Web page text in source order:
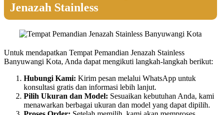
Jenazah Stainless
Untuk mendapatkan Tempat Pemandian Jenazah Stainless
Banyuwangi Kota, Anda dapat mengikuti langkah-langkah berikut:
Hubungi Kami: Kirim pesan melalui WhatsApp untuk
konsultasi gratis dan informasi lebih lanjut.
Pilih Ukuran dan Model: Sesuaikan kebutuhan Anda, kami
menawarkan berbagai ukuran dan model yang dapat dipilih.